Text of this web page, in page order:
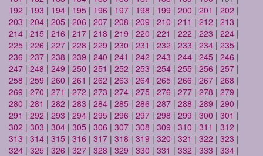
192 | 193 | 194 | 195 | 196 | 197 | 198 | 199 | 200 | 201 | 202 |
203 | 204 | 205 | 206 | 207 | 208 | 209 | 210 | 211 | 212 | 213 |
214 | 215 | 216 | 217 | 218 | 219 | 220 | 221 | 222 | 223 | 224 |
225 | 226 | 227 | 228 | 229 | 230 | 231 | 232 | 233 | 234 | 235 |
236 | 237 | 238 | 239 | 240 | 241 | 242 | 243 | 244 | 245 | 246 |
247 | 248 | 249 | 250 | 251 | 252 | 253 | 254 | 255 | 256 | 257 |
258 | 259 | 260 | 261 | 262 | 263 | 264 | 265 | 266 | 267 | 268 |
269 | 270 | 271 | 272 | 273 | 274 | 275 | 276 | 277 | 278 | 279 |
280 | 281 | 282 | 283 | 284 | 285 | 286 | 287 | 288 | 289 | 290 |
291 | 292 | 293 | 294 | 295 | 296 | 297 | 298 | 299 | 300 | 301 |
302 | 303 | 304 | 305 | 306 | 307 | 308 | 309 | 310 | 311 | 312 |
313 | 314 | 315 | 316 | 317 | 318 | 319 | 320 | 321 | 322 | 323 |
324 | 325 | 326 | 327 | 328 | 329 | 330 | 331 | 332 | 333 | 334 |